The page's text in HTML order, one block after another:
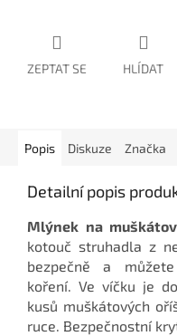
ZEPTAT SE HLÍDAT
Popis Diskuze Značka
Detailní popis
Mlýnek na
kotouč struhadla z
bezpečně a
koření. Ve víčku je
kusů muškátových
ruce. Bezpečnostní